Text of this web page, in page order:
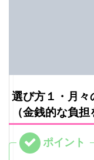
選び方１・月々
（金銭的な負担